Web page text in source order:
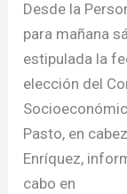
Desde la
para mañana
estipulada la
elección del
Pasto, en
Enríquez,
cabo en